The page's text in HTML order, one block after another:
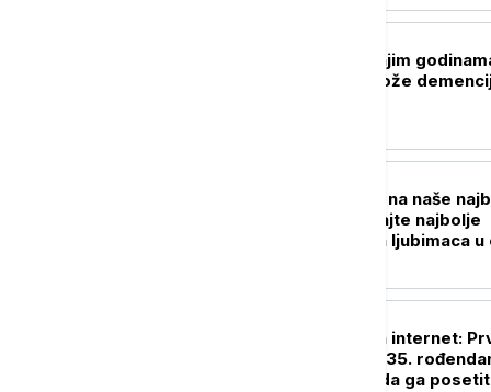
Tri navike u srednjim
koje mogu da odlože
Umetnički pogled na naše
prijatelje: Pogledajte najbolje
fotografije kućnih ljubimaca u
Dan kada je rođen internet:
sajt u istoriji slavi 35.
još uvek možete da ga